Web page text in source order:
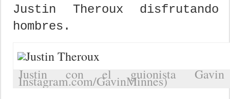
Justin Theroux
hombres.
Justin con el guionista Gavin
Instagram.com/GavinMinnes)